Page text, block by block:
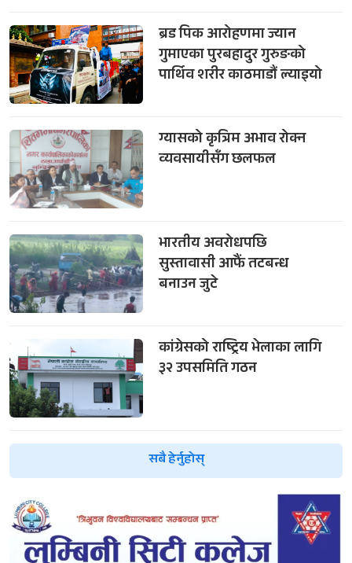
ब्रड पिक आरोहणमा ज्यान
गुमाएका पुरबहादुर गुरुङको
पार्थिव शरीर काठमाडौं ल्याइयो
ग्यासको कृत्रिम अभाव रोक्न
व्यवसायीसँग छलफल
भारतीय अवरोधपछि
सुस्तावासी आफैं तटबन्ध
बनाउन जुटे
कांग्रेसको राष्ट्रिय भेलाका लागि
३२ उपसमिति गठन
सबै हेर्नुहोस्